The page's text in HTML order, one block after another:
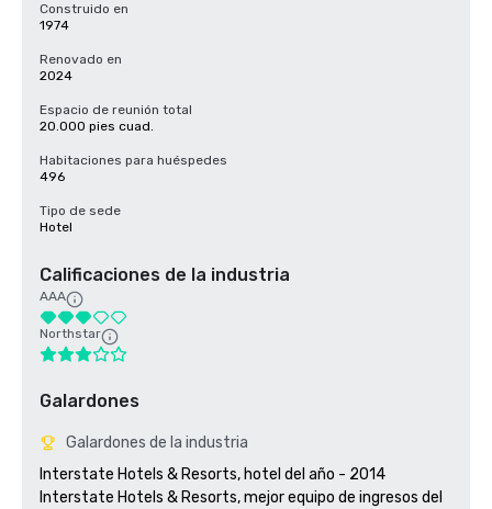
Construido en
1974
Renovado en
2024
Espacio de reunión total
20.000 pies cuad.
Habitaciones para huéspedes
496
Tipo de sede
Hotel
Calificaciones de la industria
AAA
Northstar
Galardones
Galardones de la industria
Interstate Hotels & Resorts, hotel del año - 2014
Interstate Hotels & Resorts, mejor equipo de ingresos del